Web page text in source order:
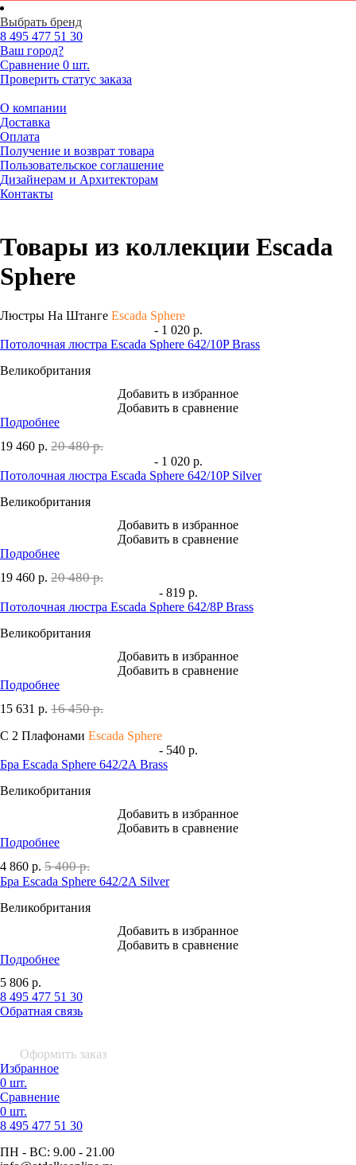
Выбрать бренд
8 495 477 51 30
Ваш город?
Сравнение 0 шт.
Проверить статус заказа
О компании
Доставка
Оплата
Получение и возврат товара
Пользовательское соглашение
Дизайнерам и Архитекторам
Контакты
Товары из коллекции Escada
Sphere
Люстры На Штанге Escada Sphere
- 1 020 р.
Потолочная люстра Escada Sphere 642/10P Brass
Великобритания
Добавить в избранное
Добавить в сравнение
Подробнее
19 460 р. 20 480 р.
- 1 020 р.
Потолочная люстра Escada Sphere 642/10P Silver
Великобритания
Добавить в избранное
Добавить в сравнение
Подробнее
19 460 р. 20 480 р.
- 819 р.
Потолочная люстра Escada Sphere 642/8P Brass
Великобритания
Добавить в избранное
Добавить в сравнение
Подробнее
15 631 р. 16 450 р.
С 2 Плафонами Escada Sphere
- 540 р.
Бра Escada Sphere 642/2A Brass
Великобритания
Добавить в избранное
Добавить в сравнение
Подробнее
4 860 р. 5 400 р.
Бра Escada Sphere 642/2A Silver
Великобритания
Добавить в избранное
Добавить в сравнение
Подробнее
5 806 р.
8 495 477 51 30
Обратная связь
Оформить заказ
Избранное
0 шт.
Сравнение
0 шт.
8 495 477 51 30
ПН - ВС: 9.00 - 21.00